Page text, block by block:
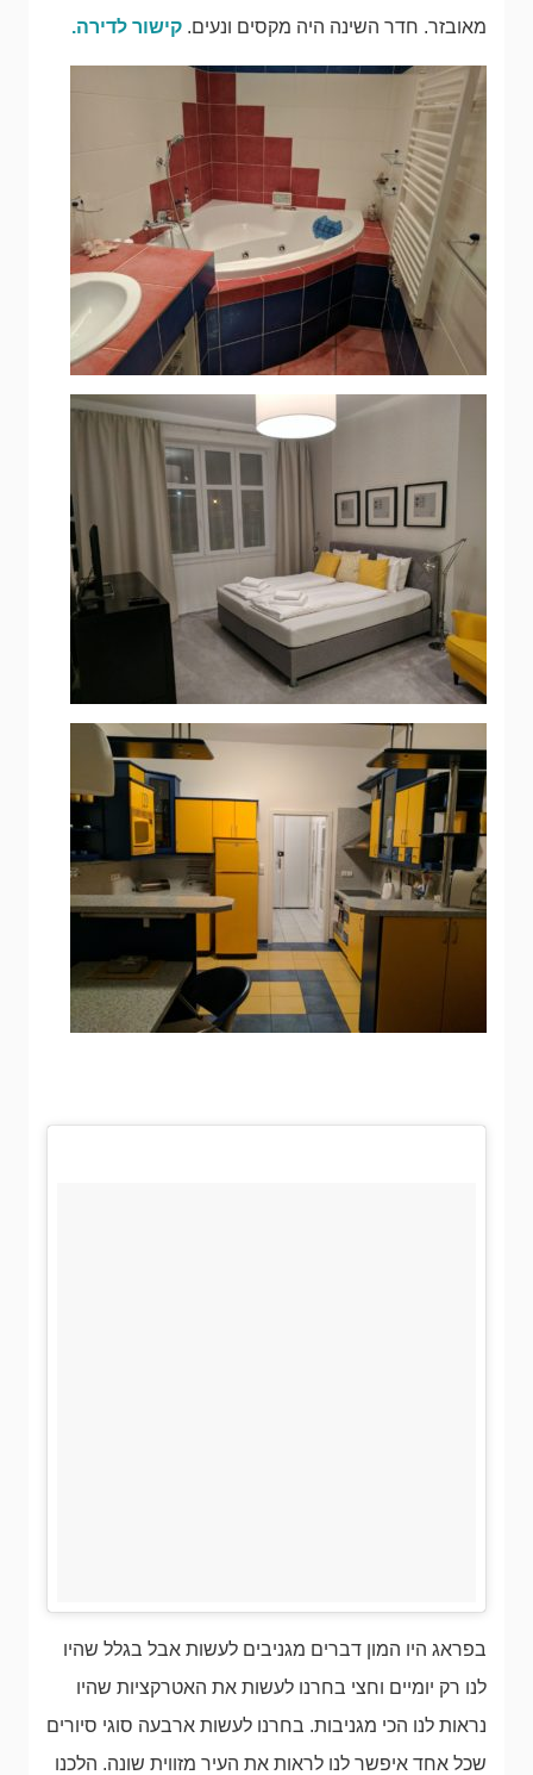
מאובזר. חדר השינה היה מקסים ונעים. קישור לדירה.
בפראג היו המון דברים מגניבים לעשות אבל בגלל שהיו
לנו רק יומיים וחצי בחרנו לעשות את האטרקציות שהיו
נראות לנו הכי מגניבות. בחרנו לעשות ארבעה סוגי סיורים
שכל אחד איפשר לנו לראות את העיר מזווית שונה. הלכנו